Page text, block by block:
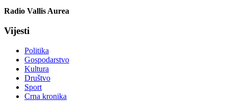
Radio Vallis Aurea
Vijesti
Politika
Gospodarstvo
Kultura
Društvo
Sport
Crna kronika